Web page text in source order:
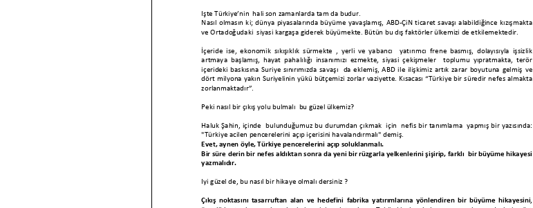
Işte Türkiye’nin hali son zamanlarda tam da budur.
Nasıl olmasın ki; dünya piyasalarında büyüme yavaşlamış, ABD-ÇiN ticaret savaşı alabildiğince kızışmakta
ve Ortadoğudaki siyasi kargaşa giderek büyümekte. Bütün bu dış faktörler ülkemizi de etkilemektedir.
İçeride ise, ekonomik sıkışıklık sürmekte
, yerli ve yabancı yatırımcı frene basmış, dolayısıyla işsizlik
artmaya başlamış, hayat pahalılığı insanımızı ezmekte, siyasi çekişmeler toplumu yıpratmakta, terör
içerideki baskısına Suriye sınırımızda savaşı da eklemiş, ABD ile ilişkimiz artık zarar boyutuna gelmiş
ve
dört milyona yakın Suriyelinin yükü bütçemizi zorlar vaziyette. Kısacası “Türkiye bir süredir nefes almakta
zorlanmaktadır”.
Peki nasıl bir çıkış yolu bulmalı bu güzel ülkemiz?
Haluk Şahin, içinde bulunduğ umuz bu durumdan çıkmak için nefis bir tanımlama yapmış bir yazısında:
"Türkiye acilen pencerelerini açıp içerisini havalandırmalı" demiş.
Evet, aynen öyle, Türkiye pencerelerini açıp soluklanmalı.
Bir süre derin bir nefes aldıktan sonra da yeni bir rüzgarla yelkenlerini şişirip, farklı bir büyüme hikayesi
yazmalıdır.
Iyi güzel de, bu nasıl bir hikaye olmalı dersiniz ?
Çıkış noktasını tasarruftan alan ve hedefini fabrika yatırımlarına yönlendiren bir büyüme hikayesini,